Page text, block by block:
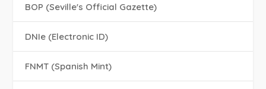
BOP (Seville's Official Gazette)
DNIe (Electronic ID)
FNMT (Spanish Mint)